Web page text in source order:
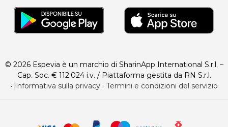
© 2026 Espevia è un marchio di SharinApp International S.r.l. –
Cap. Soc. € 112.024 i.v. / Piattaforma gestita da RN S.r.l.
·
Informativa sulla privacy· Termini e condizioni del servizio